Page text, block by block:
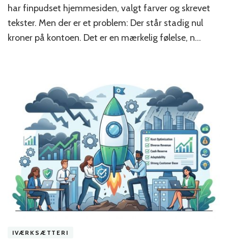
måder
få
din
denne
uge
har finpudset hjemmesiden, valgt farver og skrevet
tekster. Men der er et problem: Der står stadig nul
kroner på kontoen. Det er en mærkelig følelse, n…
IVÆRKSÆTTERI